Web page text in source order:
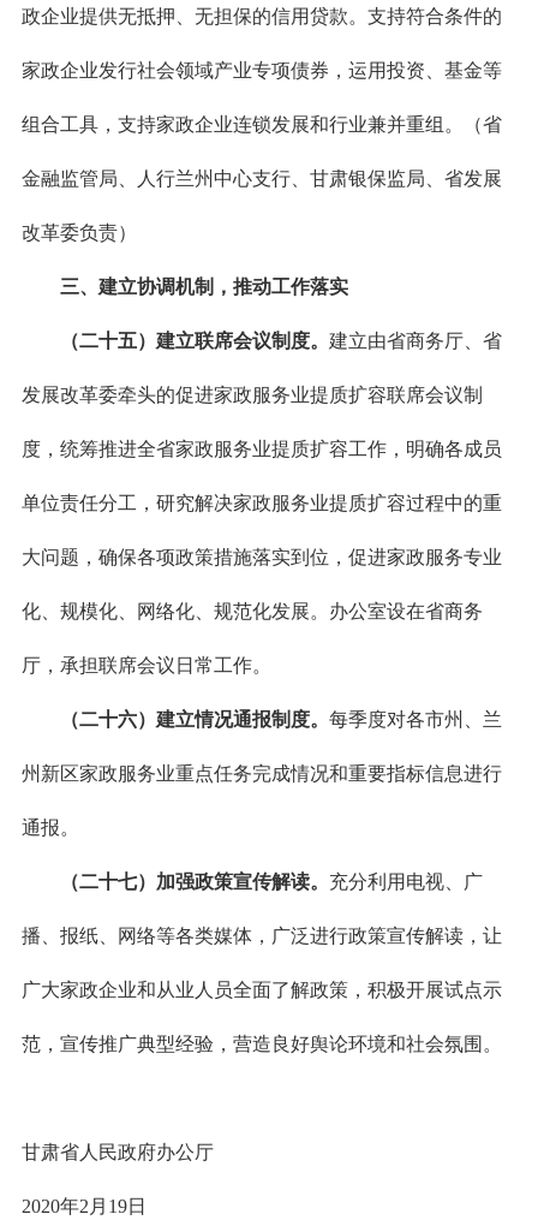
政企业提供无抵押、无担保的信用贷款。支持符合条件的
家政企业发行社会领域产业专项债券，运用投资、基金等
组合工具，支持家政企业连锁发展和行业兼并重组。（省
金融监管局、人行兰州中心支行、甘肃银保监局、省发展
改革委负责）
三、建立协调机制，推动工作落实
（二十五）建立联席会议制度。 建立由省商务厅、省
发展改革委牵头的促进家政服务业提质扩容联席会议制
度，统筹推进全省家政服务业提质扩容工作，明确各成员
单位责任分工，研究解决家政服务业提质扩容过程中的重
大问题，确保各项政策措施落实到位，促进家政服务专业
化、规模化、网络化、规范化发展。办公室设在省商务
厅，承担联席会议日常工作。
（二十六）建立情况通报制度。 每季度对各市州、兰
州新区家政服务业重点任务完成情况和重要指标信息进行
通报。
（二十七）加强政策宣传解读。 充分利用电视、广
播、报纸、网络等各类媒体，广泛进行政策宣传解读，让
广大家政企业和从业人员全面了解政策，积极开展试点示
范，宣传推广典型经验，营造良好舆论环境和社会氛围。
甘肃省人民政府办公厅
2020年2月19日